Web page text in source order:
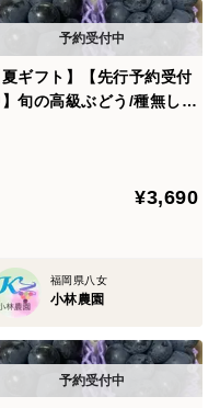
ます。
ありの場合がございま
です。変更になる場合
個別に対応可能です。
どをご利用ください。
夏ギフト】【先行予約受付
旬の高級ぶどう/種無し巨
¥3,690
福岡県八女
小林農園